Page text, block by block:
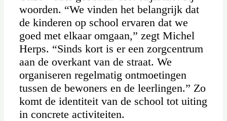
woorden. “We vinden het belangrijk dat
de kinderen op school ervaren dat we
goed met elkaar omgaan,” zegt Michel
Herps. “Sinds kort is er een zorgcentrum
aan de overkant van de straat. We
organiseren regelmatig ontmoetingen
tussen de bewoners en de leerlingen.” Zo
komt de identiteit van de school tot uiting
in concrete activiteiten.